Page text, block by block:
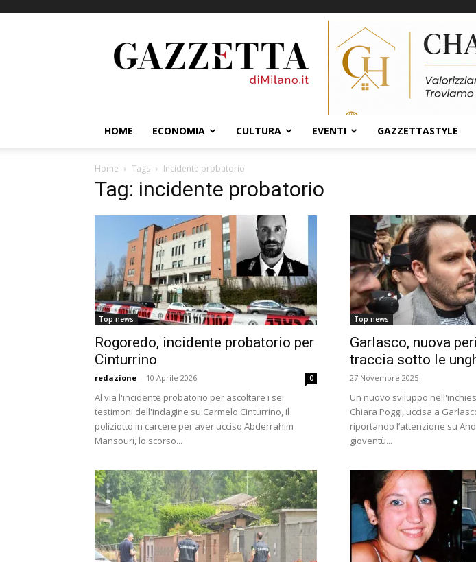
HOME ECONOMIA CULTURA EVENTI GAZZETTASTYLE
Home Tags Incidente probatorio
Tag: incidente probatorio
Top news
Rogoredo, incidente probatorio per
Cinturrino
redazione - 10 Aprile 2026 0
Al via l'incidente probatorio per ascoltare i sei
testimoni dell'indagine su Carmelo Cinturrino, il
poliziotto in carcere per aver ucciso Abderrahim
Mansouri, lo scorso...
Top news
Garlasco, nuova
traccia sotto le
27 Novembre 2025
Un nuovo sviluppo
Chiara Poggi, uccisa a
riportando l’attenzione su
gioventù...